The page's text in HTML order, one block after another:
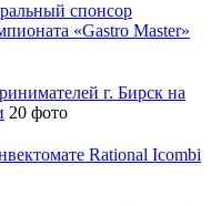
спонсор
«Gastro Master»
г. Бирск на
20 фото
Rational Icombi